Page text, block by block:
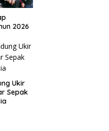
2026
Ukir
Sepak